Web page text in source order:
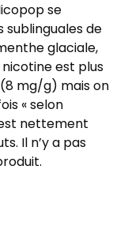
se
de
glaciale,
est plus
mg/g) mais on
« selon
nettement
Il n’y a pas